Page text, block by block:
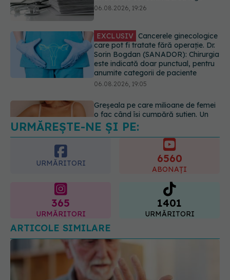
06.08.2026, 19:05
o fac când își cumpără sutien. Un
medic explică metoda corectă
06.08.2026, 18:08
EXCLUSIV De ce unele paciente
la operație. Dr. Sorin Bogdan
(SANADOR): Intervenția
chirurgicală, doar în situații
particulare
URMĂREȘTE-NE ȘI PE:
URMĂRITORI 6560
365
URMĂRITORI
1401
URMĂRITORI
ARTICOLE SIMILARE